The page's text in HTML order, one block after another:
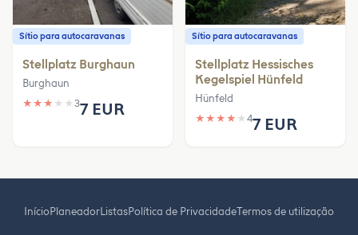
Sítio para autocaravanas
Stellplatz Burghaun
Burghaun
★ ★ ★ ★ ★ 37 EUR
Sítio para autocaravanas
Stellplatz Hessisches
Kegelspiel Hünfeld
Hünfeld
★ ★ ★ ★ ★ 47 EUR
InícioPlaneadorListasPolítica de PrivacidadeTermos de utilização